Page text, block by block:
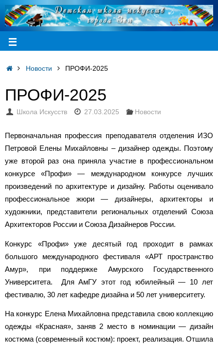
Новости ПРОФИ-2025
ПРОФИ-2025
Школа Искусств 27.03.2025 Новости
Первоначальная профессия преподавателя отделения ИЗО
Петровой Елены Михайловны – дизайнер одежды. Поэтому
уже второй раз она приняла участие в профессиональном
конкурсе «Профи» — международном конкурсе лучших
произведений по архитектуре и дизайну. Работы оценивало
профессиональное жюри — дизайнеры, архитекторы и
художники, представители региональных отделений Союза
Архитекторов России и Союза Дизайнеров России.
Конкурс «Профи» уже десятый год проходит в рамках
большого международного фестиваля «АРТ пространство
Амур», при поддержке Амурского Государственного
Университета. Для АмГУ этот год юбилейный — 10 лет
фестивалю, 30 лет кафедре дизайна и 50 лет университету.
На конкурс Елена Михайловна представила свою коллекцию
одежды «Красная», заняв 2 место в номинации — дизайн
костюма (современный костюм): проект, реализация. Отшила